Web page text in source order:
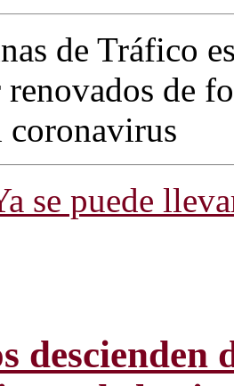
de Tráfico
de
coronavirus
se puede
descienden